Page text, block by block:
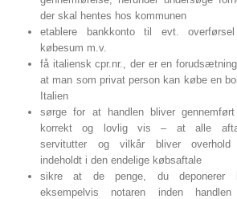
der skal hentes hos kommunen
etablere bankkonto til evt.
købesum m.v.
få italiensk cpr.nr., der er en
at man som privat person kan købe en
Italien
sørge for at handlen bliver
korrekt og lovlig vis – at alle
servitutter og vilkår bliver overhold
indeholdt i den endelige købsaftale
sikre at de penge, du deponerer
eksempelvis notaren inden